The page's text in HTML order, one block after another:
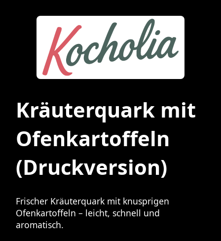
Kräuterquark mit
Ofenkartoffeln
(Druckversion)
Frischer Kräuterquark mit knusprigen
Ofenkartoffeln – leicht, schnell und
aromatisch.